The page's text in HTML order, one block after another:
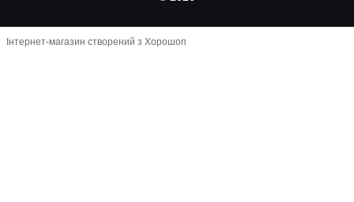
Інтернет-магазин створений з Хорошоп